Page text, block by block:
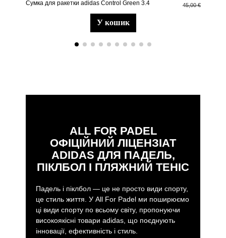
Сумка для ракетки adidas Control Green 3.4 45,00 €
у кошик
ALL FOR PADEL
ОФІЦІЙНИЙ ЛІЦЕНЗІАТ
ADIDAS ДЛЯ ПАДЕЛЬ,
ПІКЛБОЛ І ПЛЯЖНИЙ ТЕНІС
Падель і піклбол — це не просто види спорту,
це стиль життя. У All For Padel ми поширюємо
ці види спорту по всьому світу, пропонуючи
високоякісні товари adidas, що поєднують
інновації, ефективність і стиль.